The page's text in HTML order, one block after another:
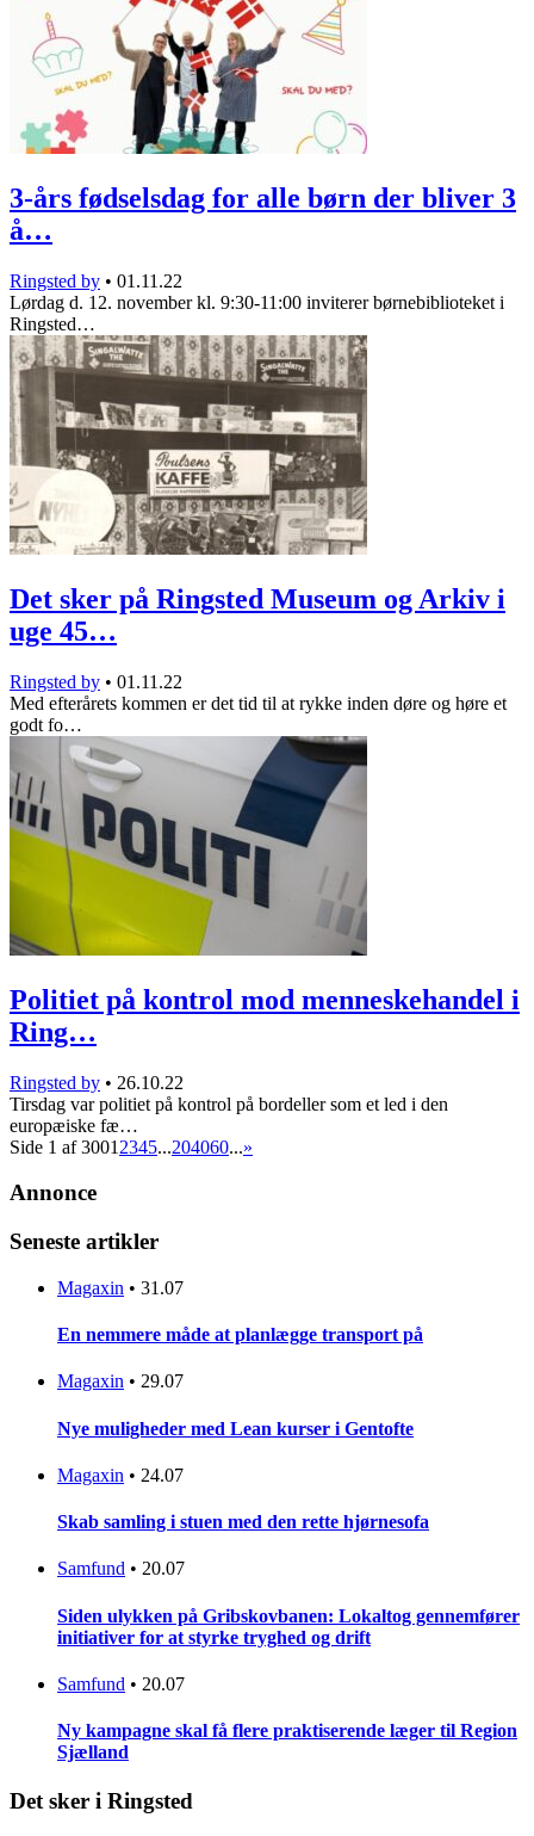
3-års fødselsdag for alle børn der bliver 3
å…
Ringsted by • 01.11.22
Lørdag d. 12. november kl. 9:30-11:00 inviterer børnebiblioteket i
Ringsted…
Det sker på Ringsted Museum og Arkiv i
uge 45…
Ringsted by • 01.11.22
Med efterårets kommen er det tid til at rykke inden døre og høre et
godt fo…
Politiet på kontrol mod menneskehandel i
Ring…
Ringsted by • 26.10.22
Tirsdag var politiet på kontrol på bordeller som et led i den
europæiske fæ…
Side 1 af 3001 2345...204060...»
Annonce
Seneste artikler
Magaxin • 31.07
En nemmere måde at planlægge transport på
Magaxin • 29.07
Nye muligheder med Lean kurser i Gentofte
Magaxin • 24.07
Skab samling i stuen med den rette hjørnesofa
Samfund • 20.07
Siden ulykken på Gribskovbanen: Lokaltog gennemfører
initiativer for at styrke tryghed og drift
Samfund • 20.07
Ny kampagne skal få flere praktiserende læger til Region
Sjælland
Det sker i Ringsted